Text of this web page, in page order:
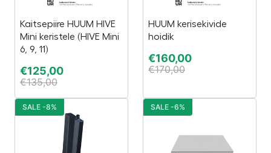
Kaitsepiire HUUM HIVE
Mini keristele (HIVE Mini
6, 9, 11)
€125,00
€135,00
HUUM kerisekivide
hoidik
€160,00
€170,00
SALE -8% SALE -6%